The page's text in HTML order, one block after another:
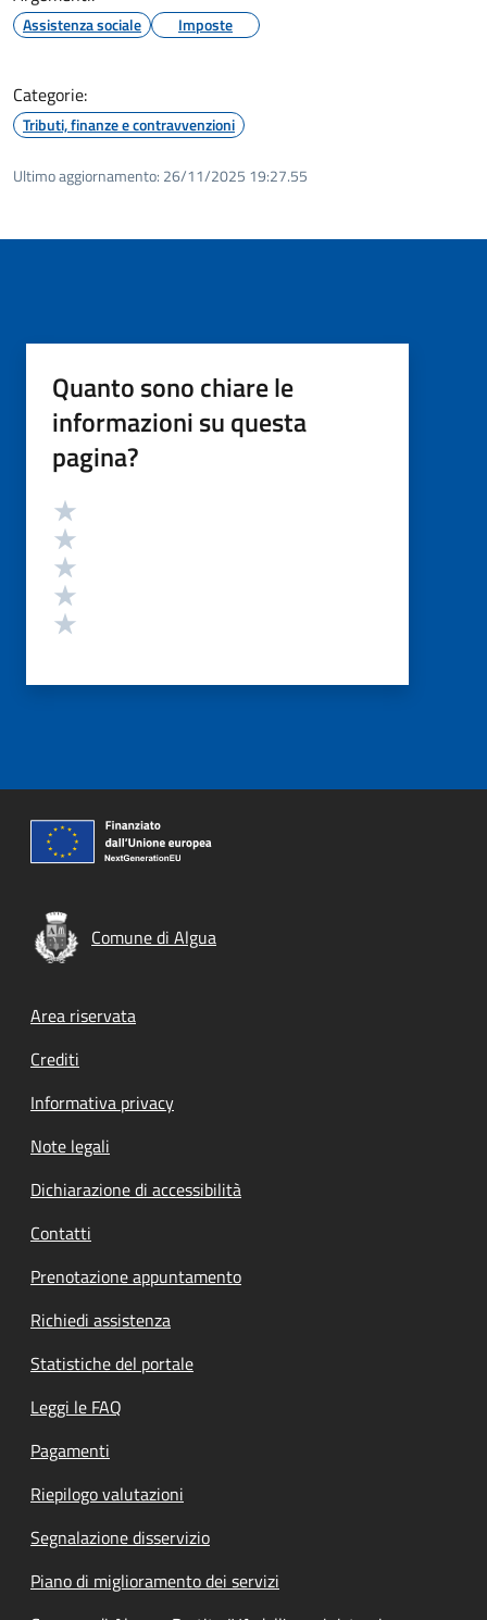
Assistenza sociale Imposte
Categorie:
Tributi, finanze e contravvenzioni
Ultimo aggiornamento: 26/11/2025 19:27.55
Quanto sono chiare le
informazioni su questa
pagina?
Valutazione
Comune di Algua
Footer menu
Area riservata
Crediti
Informativa privacy
Note legali
Dichiarazione di accessibilità
Contatti
Prenotazione appuntamento
Richiedi assistenza
Statistiche del portale
Leggi le FAQ
Pagamenti
Riepilogo valutazioni
Segnalazione disservizio
Piano di miglioramento dei servizi